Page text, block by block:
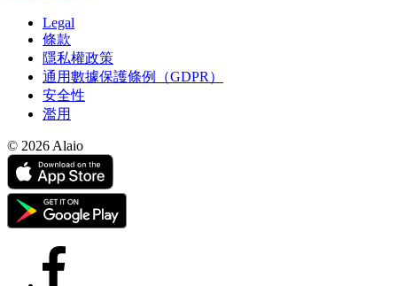
Legal
條款
隱私權政策
通用數據保護條例（GDPR）
安全性
濫用
© 2026 Alaio